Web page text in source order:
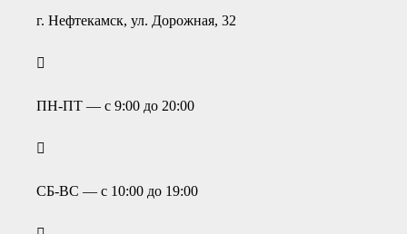
г. Нефтекамск, ул. Дорожная, 32
ПН-ПТ — с 9:00 до 20:00
СБ-ВС — с 10:00 до 19:00